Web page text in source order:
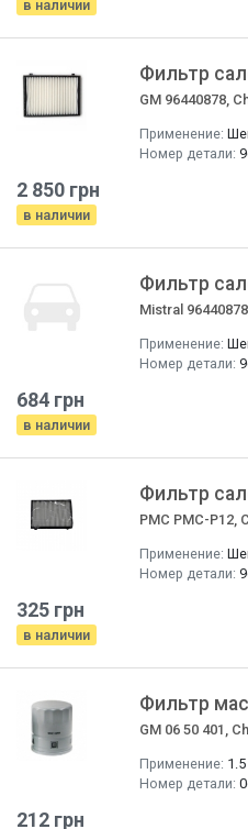
в наличии
Фильтр
GM 96440878,
Применение:
Номер детали:
2 850 грн
в наличии
Фильтр
Mistral
Применение:
Номер детали:
684 грн
в наличии
Фильтр
PMC PMC-P12,
Применение:
Номер детали:
325 грн
в наличии
Фильтр
GM 06 50 401,
Применение:
Номер детали:
212 грн